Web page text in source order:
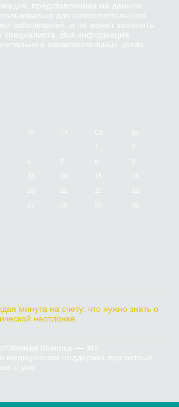
представленная на данном
для самостоятельного
заболеваний, и не может заменить
специалиста. Вся информация
в ознакомительных целях.
Чт Пт Сб Вс
7
9
13 14 15
23
27 29
30
минута на счету: что нужно знать о
неотложке
помощь — это
медицинская поддержка при острых
с упо